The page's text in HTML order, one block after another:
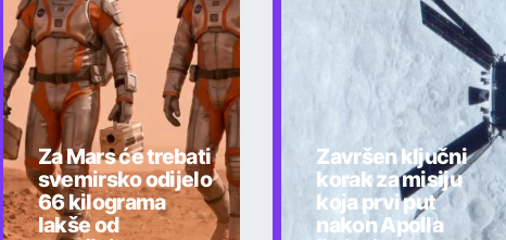
Za Mars će trebati
svemirsko odijelo
66 kilograma
lakše od
Završen ključni
korak za misiju
koja prvi put
nakon Apolla